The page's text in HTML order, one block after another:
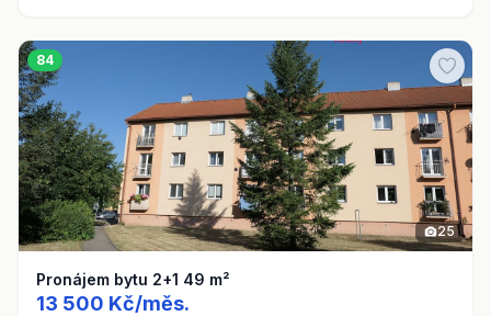
84
25
Pronájem bytu 2+1 49 m²
13 500 Kč/měs.